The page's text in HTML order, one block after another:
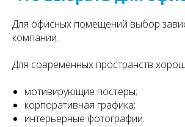
Для офисных помещений выбор
компании.
Для современных пространств
мотивирующие постеры;
корпоративная графика;
интерьерные фотографии.